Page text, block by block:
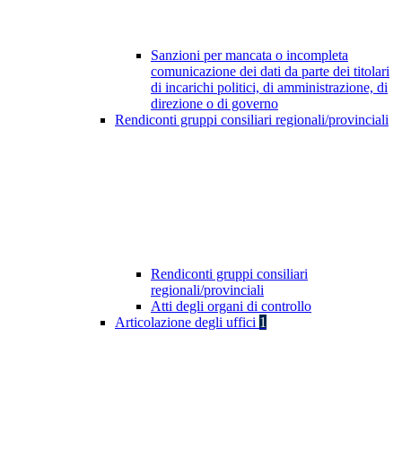
Sanzioni per mancata o incompleta
comunicazione dei dati da parte dei titolari
di incarichi politici, di amministrazione, di
direzione o di governo
Rendiconti gruppi consiliari regionali/provinciali
Rendiconti gruppi consiliari
regionali/provinciali
Atti degli organi di controllo
Articolazione degli uffici 1